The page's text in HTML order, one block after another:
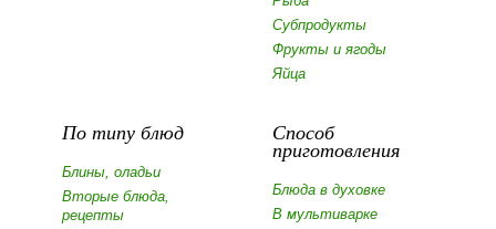
Субпродукты
Фрукты и ягоды
Яйца
По типу блюд
Блины, оладьи
Вторые блюда,
рецепты
Способ
приготовления
Блюда в духовке
В мультиварке